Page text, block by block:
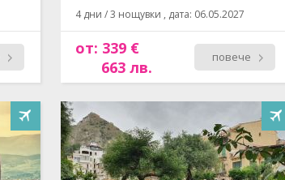
4 дни / 3 нощувки , дата: 06.05.2027
от: 339 €
663 лв.
повече